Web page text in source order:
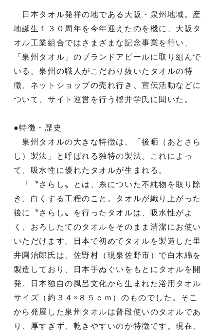
日本タオル発祥の地である大阪・泉州地域。産
地誕生１３０周年を今年迎えたのを機に、大阪タ
オル工業組合ではさまざまな記念事業を行い、
「泉州タオル」のブランドアピールに取り組んで
いる。泉州の職人がこだわり抜いたタオルの特
徴、ネットショップの売れ行き、宣伝活動などに
ついて、サイト運営を行う樫井学氏に聞いた。
●特徴・歴史
泉州タオルの大きな特徴は、「後晒（あとさら
し）製法」と呼ばれる独特の製法。これによっ
て、吸水性に優れたタオルが生まれる。
「〝さらし〟とは、糸についた不純物を取り除
き、白くする工程のこと。タオルが織り上がった
後に〝さらし〟を行ったタオルは、吸水性がよ
く、おろしたてのタオルをそのまま清潔にお使い
いただけます。日本で初めてタオルを製造した里
井圓治郎氏は、佐野村（現泉佐野市）で白木綿を
製造しており、日本手ぬぐいをもとにタオルを開
発。日本独自の風呂文化から生まれた浴用タオル
サイズ（約３４×８５ｃｍ）のものでした。そこ
から発展した泉州タオルは普段使いのタオルであ
り、厚すぎず、乾きやすいのが特徴です。現在、